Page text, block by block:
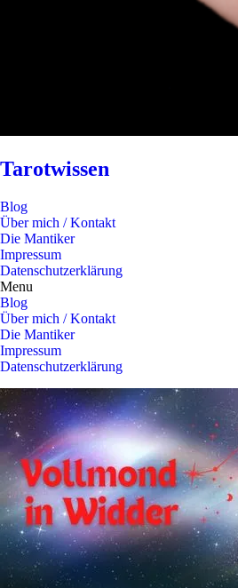
Tarotwissen
Blog
Über mich / Kontakt
Die Mantiker
Impressum
Datenschutzerklärung
Menu
Blog
Über mich / Kontakt
Die Mantiker
Impressum
Datenschutzerklärung